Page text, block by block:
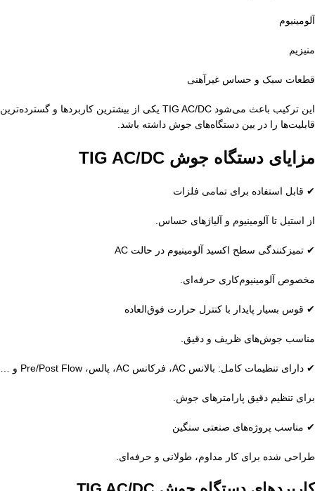
آلومینیوم
منیزیم
قطعات سبک و حساس غیرآهنی
این ترکیب باعث می‌شود TIG AC/DC یکی از بیشترین کاربردها و گسترده‌ترین
قابلیت‌ها را در بین دستگاه‌های جوش داشته باشد.
مزایای دستگاه جوش TIG AC/DC
✔ قابل استفاده برای تمامی فلزات
از استیل تا آلومینیوم و آلیاژهای حساس.
✔ تمیزکنندگی سطح اکسید آلومینیوم در حالت AC
مخصوص آلومینیوم‌کاری حرفه‌ای.
✔ قوس بسیار پایدار با کنترل حرارت فوق‌العاده
مناسب جوش‌های ظریف و دقیق.
✔ دارای تنظیمات کامل: بالانس AC، فرکانس AC، پالس، Pre/Post Flow و …
برای تنظیم دقیق پارامترهای جوش.
✔ مناسب پروژه‌های صنعتی سنگین
طراحی شده برای کار مداوم، طولانی و حرفه‌ای.